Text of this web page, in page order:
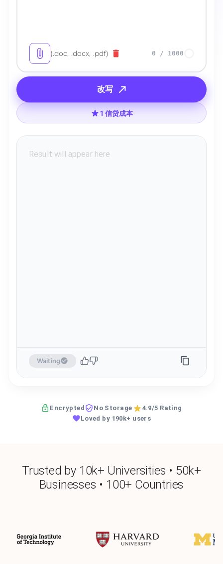
(.doc, .docx, .pdf) 0 / 1000
改写
1 信贷成本
Waiting
Encrypted No Storage
4.9/5 Rating
Loved by 190k+ users
Trusted by 10k+ Universities • 50k+
Businesses • 100+ Countries